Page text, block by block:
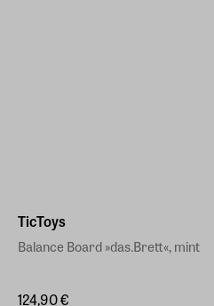
TicToys
Balance Board »das.Brett«, mint
124,90 €